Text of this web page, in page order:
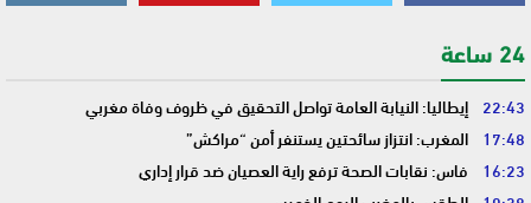
24 ساعة
22:43 إيطاليا: النيابة العامة تواصل التحقيق في ظروف وفاة مغربي
17:48 المغرب: انتزاز سائحتين يستنفر أمن “مراكش”
16:23 فاس: نقابات الصحة ترفع راية العصيان ضد قرار إداري